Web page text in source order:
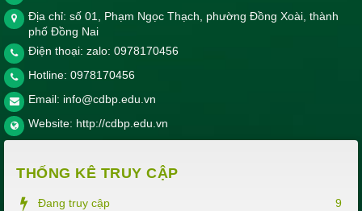
Địa chỉ: số 01, Phạm Ngọc Thạch, phường Đồng Xoài, thành
phố Đồng Nai
Điện thoại: zalo: 0978170456
Hotline: 0978170456
Email: info@cdbp.edu.vn
Website: http://cdbp.edu.vn
THỐNG KÊ TRUY CẬP
Đang truy cập
9